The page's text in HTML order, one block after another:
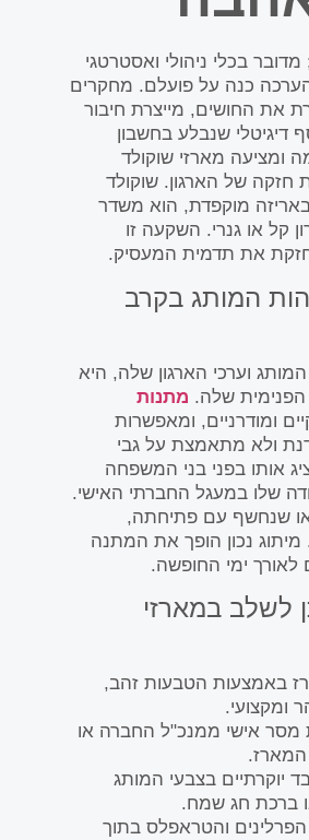
בכלי ניהולי ואסטרטגי
כנה על פועלם. מחקרים
את החושים, מייצרת חיבור
דיגיטלי שנבלע בחשבון
ומציעה מארזי שוקולד
חזקה של הארגון. שוקולד
באריזה מוקפדת, הוא משדר
או גנרי. השקעה זו
את תדמית המעסיק.
המותג בקרב
וערכי הארגון שלה, היא
שלה. מתנות
ומודרניים, ומאפשרות
ולא מתאמצת על גבי
אותו בפני בני המשפחה
שלו במעגל החברתי האישי.
שנחשף עם פתיחתה,
מיתוג נכון הופך את המתנה
לאורך ימי החופשה.
לשלב במארזי
באמצעות הטבעות זהב,
מסר אישי ממנכ"ל החברה או
המארז.
יוקרתיים בצבעי המותג
ברכת חג שמח.
והטראפלס בתוך